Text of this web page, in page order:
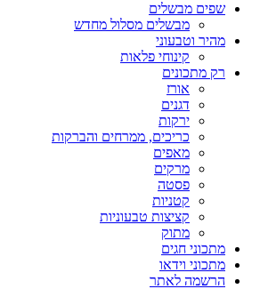
שפים מבשלים
מבשלים מסלול מחדש
מהיר וטבעוני
קינוחי פלאות
רק מתכונים
אורז
דגנים
ירקות
כריכים, ממרחים והברקות
מאפים
מרקים
פסטה
קטניות
קציצות טבעוניות
מתוק
מתכוני חגים
מתכוני וידאו
הרשמה לאתר